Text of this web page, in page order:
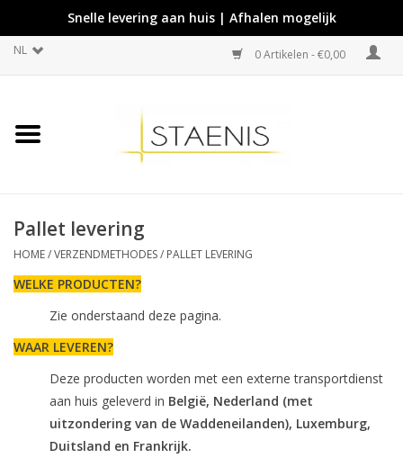
Snelle levering aan huis | Afhalen mogelijk
NL 0 Artikelen - €0,00
Pallet levering
HOME/VERZENDMETHODES/ PALLET LEVERING
WELKE PRODUCTEN?
Zie onderstaand deze pagina.
WAAR LEVEREN?
Deze producten worden met een externe transportdienst
aan huis geleverd in België, Nederland (met
uitzondering van de Waddeneilanden), Luxemburg,
Duitsland en Frankrijk.